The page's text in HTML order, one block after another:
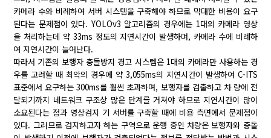
카메라 수와 비례하여 서버 시스템을 구축해야 하므로 막대한 비용이 요구
된다는 문제점이 있다. YOLOv3 알고리즘의 경우에는 1대의 카메라 영상
을 처리하는데 약 33ms 정도의 지연시간이 발생하며, 카메라 수에 비례하
여 지연시간이 늘어난다.
따라서 기존의 보행자 충돌방지 경고 시스템은 1대의 카메라만 사용하는 경
우를 고려할 때 최악의 경우에 약 3,055ms의 지연시간이 발생하여 C-ITS
표준에서 요구하는 300ms를 훨씬 초과하며, 보행자를 검출하고 차 량에 전
달되기까지 네트워크 구조상 많은 단계를 거쳐야 하므로 지연시간이 많이
소요된다는 점과 영상검지 기 서버를 구축할 때에 비용 측면에서 문제점이
있다. 그러므로 검지하고자 하는 구역으로 운행 중인 차량은 보행자와 충돌